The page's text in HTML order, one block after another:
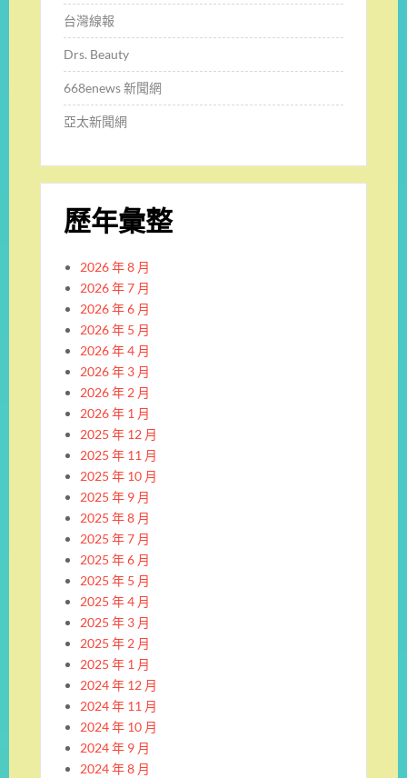
台灣線報
Drs. Beauty
668enews 新聞網
亞太新聞網
歷年彙整
2026 年 8 月
2026 年 7 月
2026 年 6 月
2026 年 5 月
2026 年 4 月
2026 年 3 月
2026 年 2 月
2026 年 1 月
2025 年 12 月
2025 年 11 月
2025 年 10 月
2025 年 9 月
2025 年 8 月
2025 年 7 月
2025 年 6 月
2025 年 5 月
2025 年 4 月
2025 年 3 月
2025 年 2 月
2025 年 1 月
2024 年 12 月
2024 年 11 月
2024 年 10 月
2024 年 9 月
2024 年 8 月